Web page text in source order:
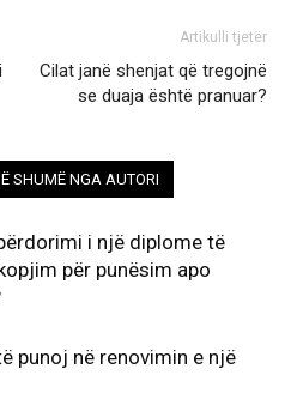
Artikulli tjetër
Cilat janë shenjat që tregojnë
se duaja është pranuar?
SHUMË NGA AUTORI
i një diplome të
për punësim apo
punoj në renovimin e një